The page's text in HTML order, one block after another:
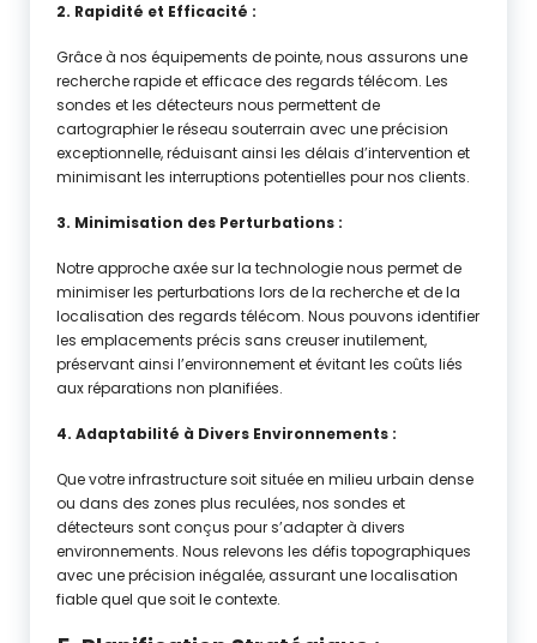
2. Rapidité et Efficacité :
Grâce à nos équipements de pointe, nous assurons une
recherche rapide et efficace des regards télécom. Les
sondes et les détecteurs nous permettent de
cartographier le réseau souterrain avec une précision
exceptionnelle, réduisant ainsi les délais d’intervention et
minimisant les interruptions potentielles pour nos clients.
3. Minimisation des Perturbations :
Notre approche axée sur la technologie nous permet de
minimiser les perturbations lors de la recherche et de la
localisation des regards télécom. Nous pouvons identifier
les emplacements précis sans creuser inutilement,
préservant ainsi l’environnement et évitant les coûts liés
aux réparations non planifiées.
4. Adaptabilité à Divers Environnements :
Que votre infrastructure soit située en milieu urbain dense
ou dans des zones plus reculées, nos sondes et
détecteurs sont conçus pour s’adapter à divers
environnements. Nous relevons les défis topographiques
avec une précision inégalée, assurant une localisation
fiable quel que soit le contexte.